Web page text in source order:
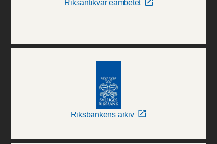
Riksantikvarieämbetet
Riksbankens arkiv